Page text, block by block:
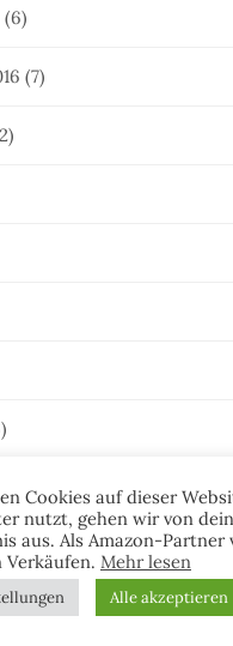
(6)
(7)
(5)
Cookies auf dieser
nutzt, gehen wir von
aus. Als Amazon-
Mehr lesen
Alle akzeptieren